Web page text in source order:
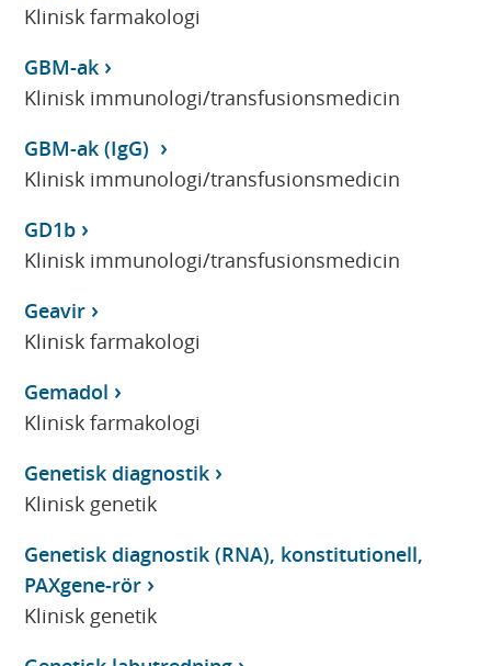
Klinisk farmakologi
GBM-ak
Klinisk immunologi/transfusionsmedicin
GBM-ak (IgG)
Klinisk immunologi/transfusionsmedicin
GD1b
Klinisk immunologi/transfusionsmedicin
Geavir
Klinisk farmakologi
Gemadol
Klinisk farmakologi
Genetisk diagnostik
Klinisk genetik
Genetisk diagnostik (RNA), konstitutionell,
PAXgene-rör
Klinisk genetik